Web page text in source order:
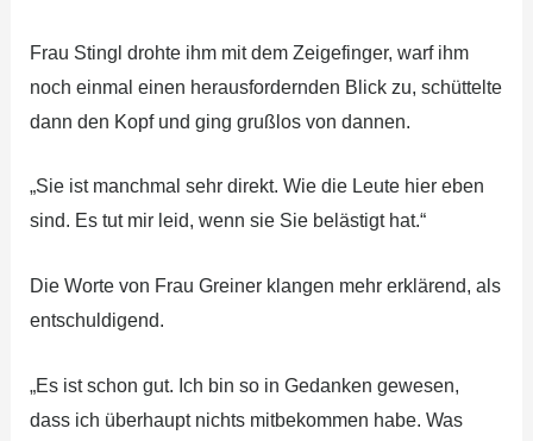
Frau Stingl drohte ihm mit dem Zeigefinger, warf ihm
noch einmal einen herausfordernden Blick zu, schüttelte
dann den Kopf und ging grußlos von dannen.
„Sie ist manchmal sehr direkt. Wie die Leute hier eben
sind. Es tut mir leid, wenn sie Sie belästigt hat.“
Die Worte von Frau Greiner klangen mehr erklärend, als
entschuldigend.
„Es ist schon gut. Ich bin so in Gedanken gewesen,
dass ich überhaupt nichts mitbekommen habe. Was